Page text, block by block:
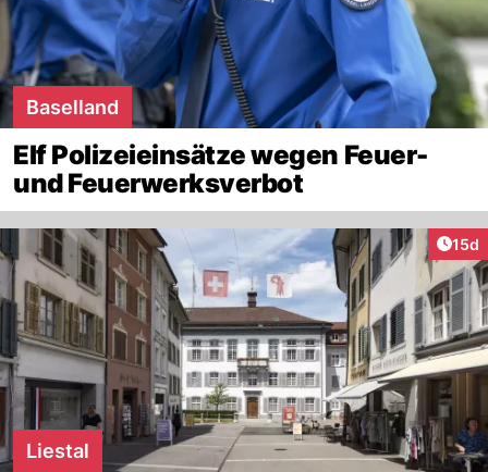
Baselland
Elf Polizeieinsätze wegen Feuer-
und Feuerwerksverbot
15d
Liestal